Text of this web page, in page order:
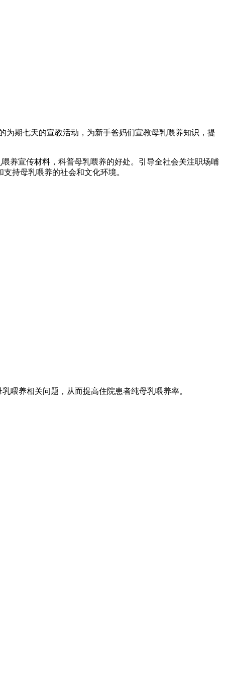
期七天的宣教活动，为新手爸妈们宣教母乳喂养知识，提
养宣传材料，科普母乳喂养的好处。引导全社会关注职场哺
持母乳喂养的社会和文化环境。
喂养相关问题，从而提高住院患者纯母乳喂养率。